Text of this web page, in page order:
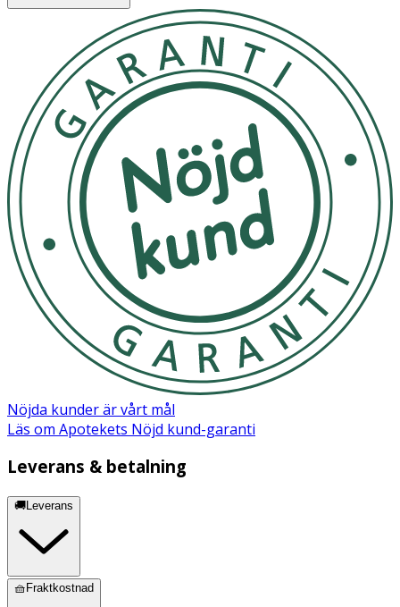
- Applicera – Vrid på tuben för att få fram gelen.
- Fördela – Borsta ett jämnt lager av gelen på tänderna.
- Använd bettskenan – Placera skenan i munnen och
aktivera ljuset enligt instruktionerna i startpaketet.
Förvaring
Förvaras i rumstemperatur, skyddat från direkt solljus.
Innehåll
Glycerol, vatten, PAP+, polyvinylpyrrolidon,
ammoniumakryloyldimetyltaurat/VP-sampolymer,
kaliumhydroxid, kaliumcitrat, hydroxiapatit,
pepparmyntsolja, glimmer, titandioxid, sackarinatrium,
piroktonolamin.
Nöjda kunder är vårt mål
Läs om Apotekets Nöjd kund-garanti
Leverans & betalning
🚚Leverans
🧺Fraktkostnad